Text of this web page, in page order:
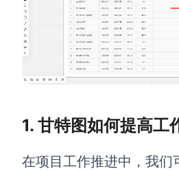
高效协作
团队协作提效
素材整理
涂鸦画板
在线绘图
思维和灵感
流程整理
ER图
1. 甘特图如何提高工
在项目工作推进中，我们